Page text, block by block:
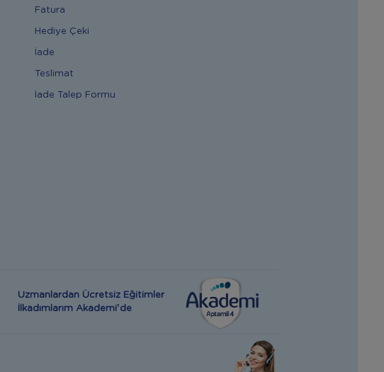
Fatura
Hediye Çeki
İade
Teslimat
İade Talep Formu
Uzmanlardan Ücretsiz Eğitimler
İlkadımlarım Akademi’de